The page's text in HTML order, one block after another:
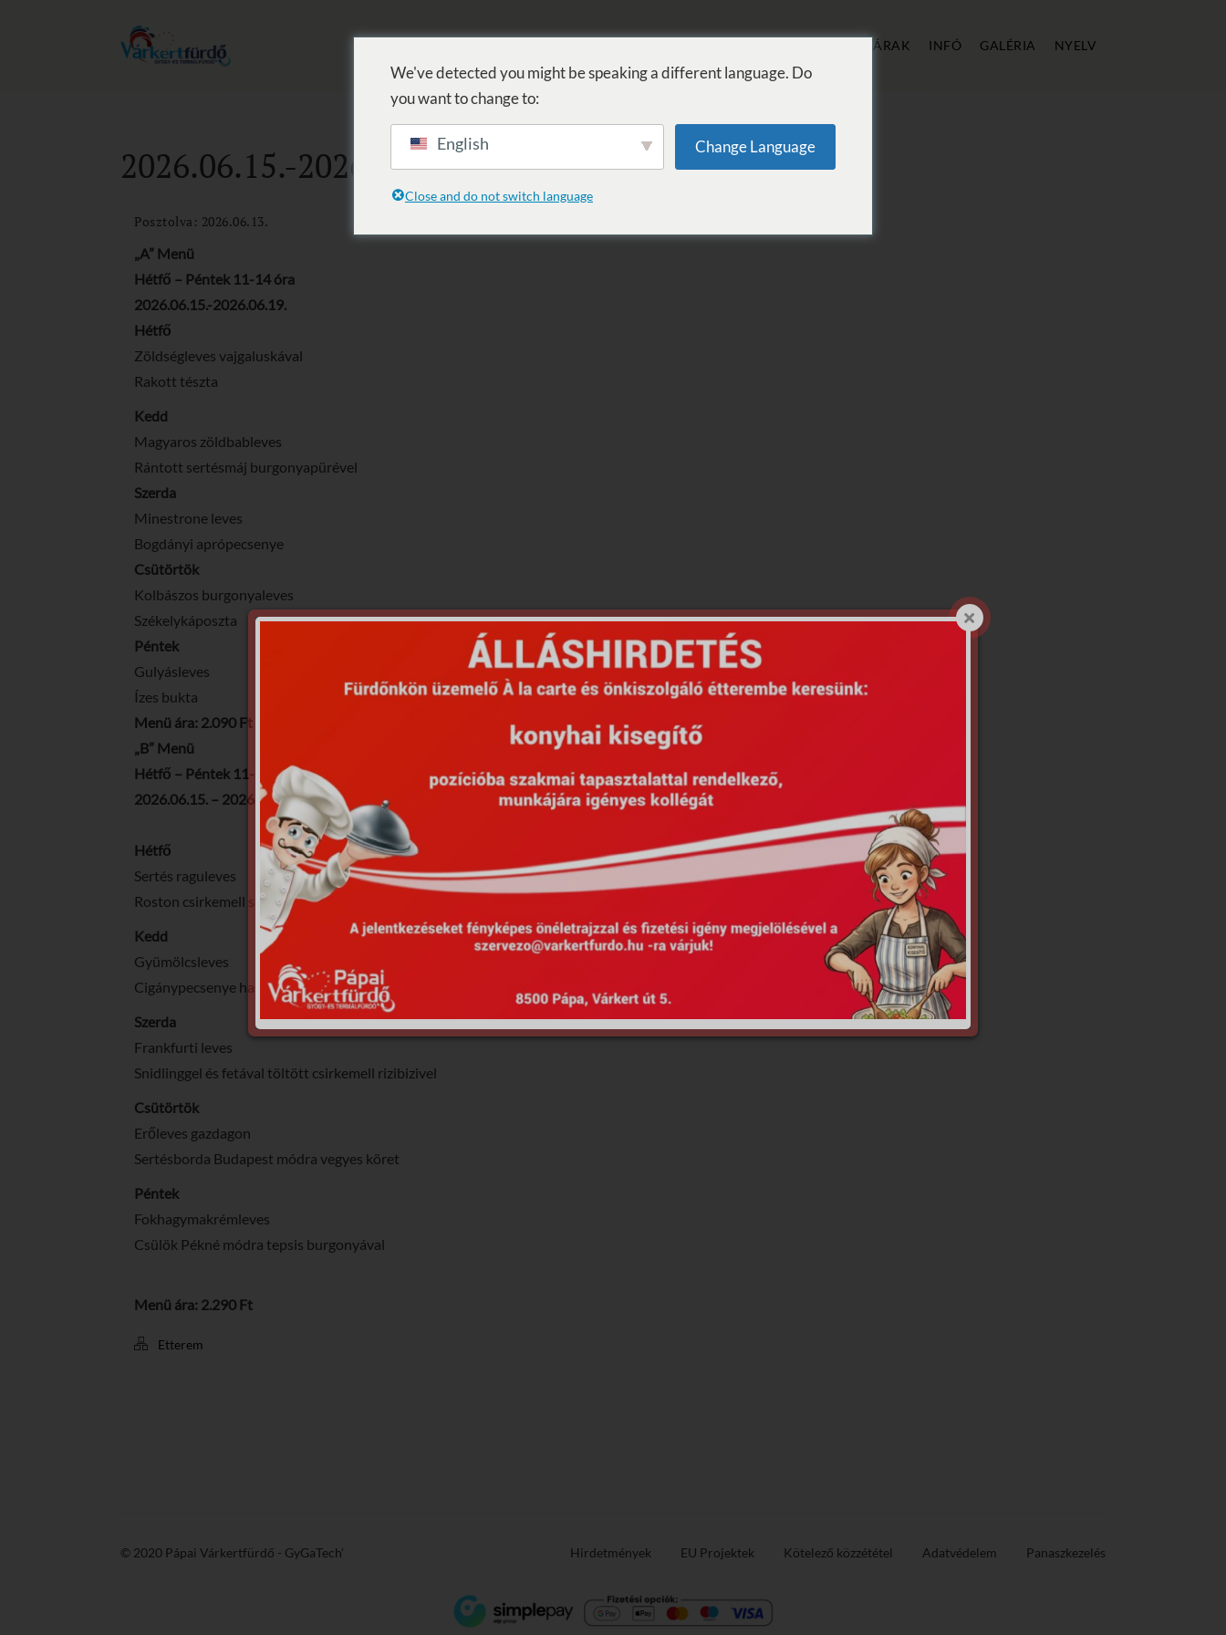
ÁRAK INFÓ GALÉRIA NYELV
2026.06.15.-2026.06.19.
Posztolva: 2026.06.13.
„A” Menü
Hétfő – Péntek 11-14 óra
2026.06.15.-2026.06.19.
Hétfő
Zöldségleves vajgaluskával
Rakott tészta
Kedd
Magyaros zöldbableves
Rántott sertésmáj burgonyapürével
Szerda
Minestrone leves
Bogdányi aprópecsenye
Csütörtök
Kolbászos burgonyaleves
Székelykáposzta
Péntek
Gulyásleves
Ízes bukta
Menü ára: 2.090 Ft
„B” Menü
Hétfő – Péntek 11-14 óra
2026.06.15. – 2026.06.19.
Hétfő
Sertés raguleves
Roston csirkemell sajtmártással burgonya krokettel
Kedd
Gyümölcsleves
Cigánypecsenye hasábburgonyával
Szerda
Frankfurti leves
Snidlinggel és fetával töltött csirkemell rizibizivel
Csütörtök
Erőleves gazdagon
Sertésborda Budapest módra vegyes köret
Péntek
Fokhagymakrémleves
Csülök Pékné módra tepsis burgonyával
Menü ára: 2.290 Ft
Etterem
© 2020 Pápai Várkertfürdő - GyGaTech' Hirdetmények EU Projektek Kötelező közzététel Adatvédelem Panaszkezelés
We've detected you might be speaking a different language. Do
you want to change to:
English Change Language
Close and do not switch language